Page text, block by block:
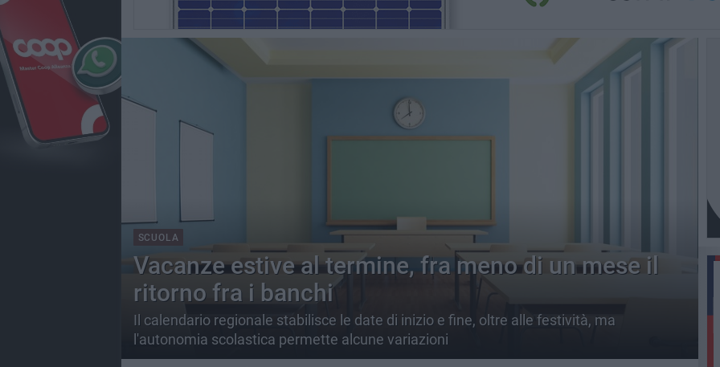
SCUOLA
Vacanze estive al termine, fra meno di un mese il
ritorno fra i banchi
Il calendario regionale stabilisce le date di inizio e fine, oltre alle festività, ma
l'autonomia scolastica permette alcune variazioni